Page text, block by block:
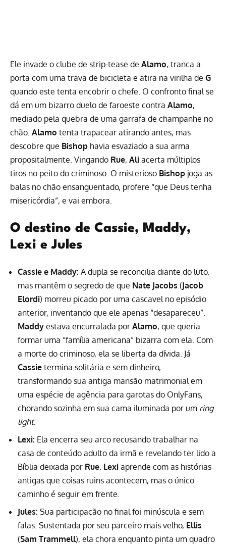
Ele invade o clube de strip-tease de Alamo, tranca a
porta com uma trava de bicicleta e atira na virilha de G
quando este tenta encobrir o chefe. O confronto final se
dá em um bizarro duelo de faroeste contra Alamo,
mediado pela quebra de uma garrafa de champanhe no
chão. Alamo tenta trapacear atirando antes, mas
descobre que Bishop havia esvaziado a sua arma
propositalmente. Vingando Rue, Ali acerta múltiplos
tiros no peito do criminoso. O misterioso Bishop joga as
balas no chão ensanguentado, profere “que Deus tenha
misericórdia”, e vai embora.
O destino de Cassie, Maddy,
Lexi e Jules
Cassie e Maddy: A dupla se reconcilia diante do luto,
mas mantêm o segredo de que Nate Jacobs (Jacob
Elordi) morreu picado por uma cascavel no episódio
anterior, inventando que ele apenas “desapareceu”.
Maddy estava encurralada por Alamo, que queria
formar uma “família americana” bizarra com ela. Com
a morte do criminoso, ela se liberta da dívida. Já
Cassie termina solitária e sem dinheiro,
transformando sua antiga mansão matrimonial em
uma espécie de agência para garotas do OnlyFans,
chorando sozinha em sua cama iluminada por um ring
light.
Lexi: Ela encerra seu arco recusando trabalhar na
casa de conteúdo adulto da irmã e revelando ter lido a
Bíblia deixada por Rue. Lexi aprende com as histórias
antigas que coisas ruins acontecem, mas o único
caminho é seguir em frente.
Jules: Sua participação no final foi minúscula e sem
falas. Sustentada por seu parceiro mais velho, Ellis
(Sam Trammell), ela chora enquanto pinta um quadro